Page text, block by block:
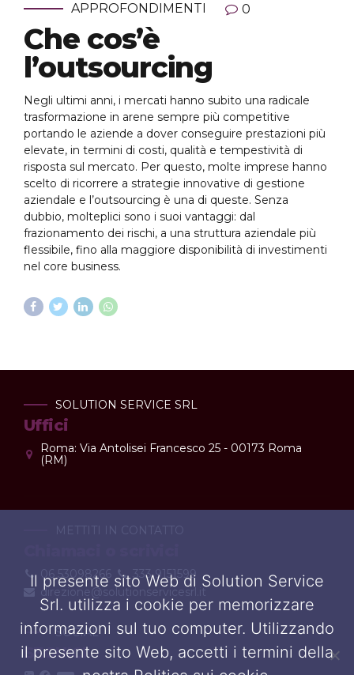
APPROFONDIMENTI 0
Che cos’è
l’outsourcing
Negli ultimi anni, i mercati hanno subito una radicale
trasformazione in arene sempre più competitive
portando le aziende a dover conseguire prestazioni più
elevate, in termini di costi, qualità e tempestività di
risposta sul mercato. Per questo, molte imprese hanno
scelto di ricorrere a strategie innovative di gestione
aziendale e l’outsourcing è una di queste. Senza
dubbio, molteplici sono i suoi vantaggi: dal
frazionamento dei rischi, a una struttura aziendale più
flessibile, fino alla maggiore disponibilità di investimenti
nel core business.
SOLUTION SERVICE SRL
Uffici
Roma: Via Antolisei Francesco 25 - 00173 Roma
(RM)
METTITI IN CONTATTO
06 53098266
333 9151599
direzione@solutionservicesrl.it
SOCIAL
SEGUICI
Il presente sito Web di Solution Service
Srl. utilizza i cookie per memorizzare
informazioni sul tuo computer. Utilizzando
il presente sito Web, accetti i termini della